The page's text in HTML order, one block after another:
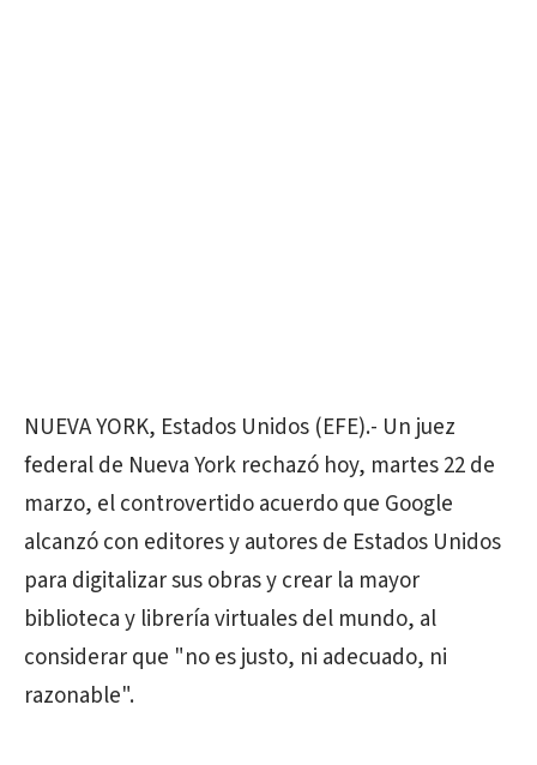
NUEVA YORK, Estados Unidos (EFE).- Un juez
federal de Nueva York rechazó hoy, martes 22 de
marzo, el controvertido acuerdo que Google
alcanzó con editores y autores de Estados Unidos
para digitalizar sus obras y crear la mayor
biblioteca y librería virtuales del mundo, al
considerar que "no es justo, ni adecuado, ni
razonable".